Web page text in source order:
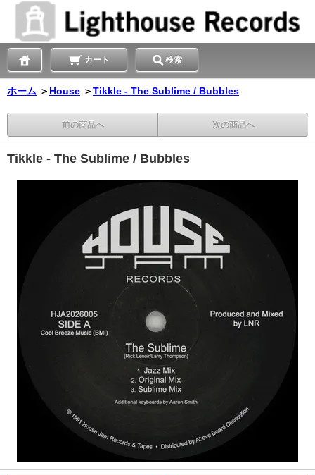
カート 検索
ホーム ＞ House ＞Tikkle - The Sublime / Bubbles
前の商品へ 次の商品へ
Tikkle - The Sublime / Bubbles